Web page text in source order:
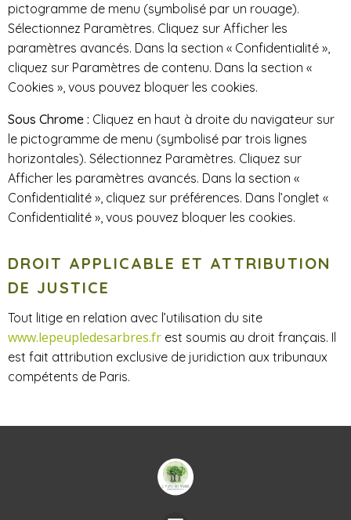
pictogramme de menu (symbolisé par un rouage).
Sélectionnez Paramètres. Cliquez sur Afficher les
paramètres avancés. Dans la section « Confidentialité »,
cliquez sur Paramètres de contenu. Dans la section «
Cookies », vous pouvez bloquer les cookies.
Sous Chrome : Cliquez en haut à droite du navigateur sur
le pictogramme de menu (symbolisé par trois lignes
horizontales). Sélectionnez Paramètres. Cliquez sur
Afficher les paramètres avancés. Dans la section «
Confidentialité », cliquez sur préférences. Dans l’onglet «
Confidentialité », vous pouvez bloquer les cookies.
DROIT APPLICABLE ET ATTRIBUTION
DE JUSTICE
Tout litige en relation avec l’utilisation du site ​
www.lepeupledesarbres.fr est soumis au droit français. Il
est fait attribution exclusive de juridiction aux tribunaux
compétents de Paris.